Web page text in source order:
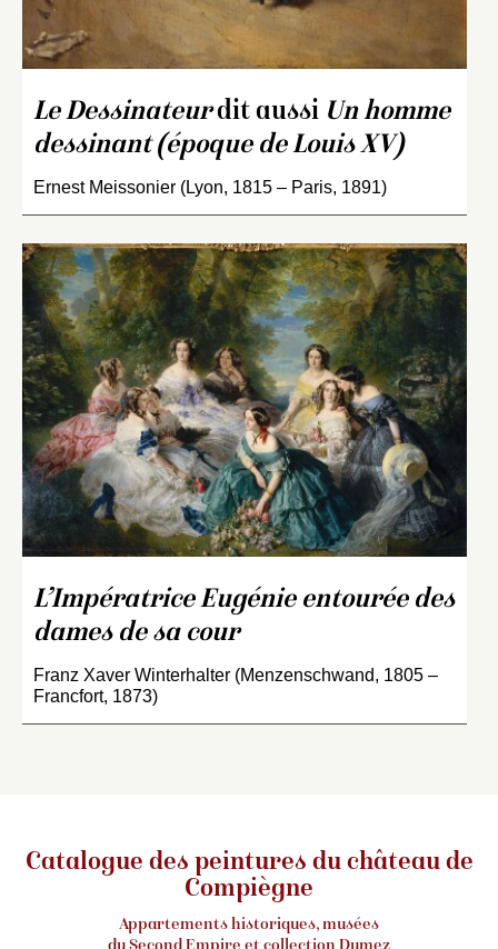
Le Dessinateurdit aussi Un homme
dessinant (époque de Louis XV)
Ernest Meissonier (Lyon, 1815 – Paris, 1891)
L’Impératrice Eugénie entourée des
dames de sa cour
Franz Xaver Winterhalter (Menzenschwand, 1805 –
Francfort, 1873)
Catalogue des peintures du château de
Compiègne
Appartements historiques, musées
du Second Empire et collection Dumez